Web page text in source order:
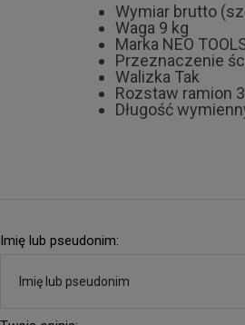
Wymiar brutto
Waga 9 kg
Marka NEO
Przeznaczenie
Walizka Tak
Rozstaw ramion
Długość
Imię lub pseudonim: